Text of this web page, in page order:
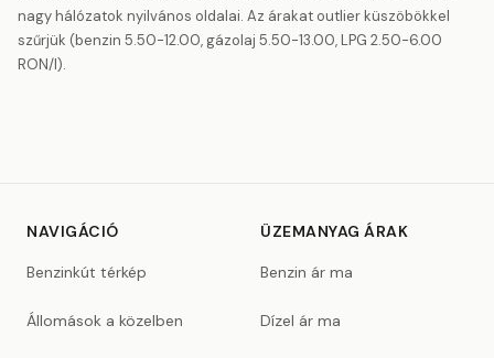
nagy hálózatok nyilvános oldalai. Az árakat outlier küszöbökkel
szűrjük (benzin 5.50-12.00, gázolaj 5.50-13.00, LPG 2.50-6.00
RON/l).
NAVIGÁCIÓ
Benzinkút térkép
Állomások a közelben
ÜZEMANYAG ÁRAK
Benzin ár ma
Dízel ár ma